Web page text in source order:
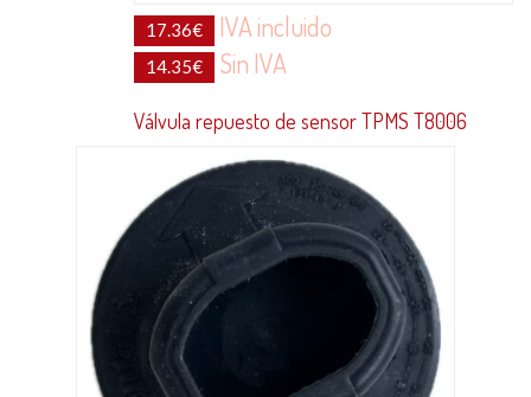
17.36€ IVA incluido
14.35€ Sin IVA
Válvula repuesto de sensor TPMS T8006